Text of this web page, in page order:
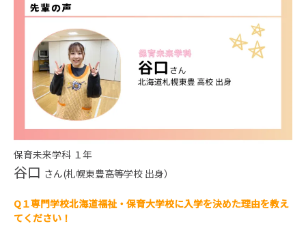
保育未来学科 １年
谷口 さん(札幌東豊高等学校 出身）
Q１専門学校北海道福祉・保育大学校に入学を決めた理由を教え
てください！